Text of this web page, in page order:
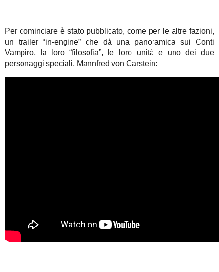
Per cominciare è stato pubblicato, come per le altre fazioni,
un trailer “in-engine” che dà una panoramica sui Conti
Vampiro, la loro “filosofia”, le loro unità e uno dei due
personaggi speciali, Mannfred von Carstein: